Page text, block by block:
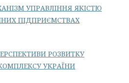
УПРАВЛIННЯ ЯКIСТЮ
ПІДПРИЄМСТВАХ
РОЗВИТКУ
УКРАЇНИ